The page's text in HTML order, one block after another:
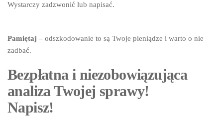
Wystarczy zadzwonić lub napisać.
Pamiętaj – odszkodowanie to są Twoje pieniądze i warto o nie
zadbać.
Bezpłatna i niezobowiązująca
analiza Twojej sprawy!
Napisz!